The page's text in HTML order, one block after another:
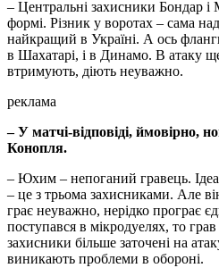
– Центральні захисники Бондар і
формі. Різник у воротах – сама
найкращий в Україні. А ось
в Шахатарі, і в Динамо. В атаку
втримують, діють неуважно.
реклама
– У матчі-відповіді, ймовірно,
Конопля.
– Юхим – непоганий гравець.
– це з трьома захисниками. Але
грає неуважно, нерідко програє
поступався в мікродуелях, то
захисники більше заточені на
виникають проблеми в обороні.